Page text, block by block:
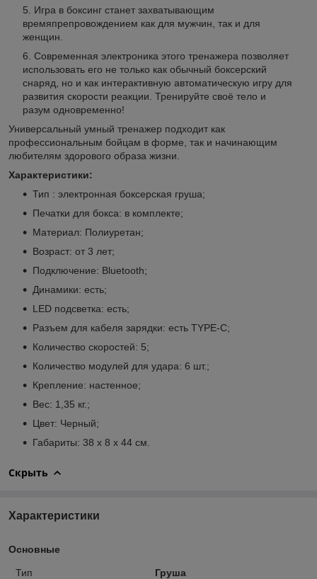
Игра в боксинг станет захватывающим
времяпрепровождением как для мужчин, так и для
женщин.
Современная электроника этого тренажера позволяет
использовать его не только как обычный боксерский
снаряд, но и как интерактивную автоматическую игру для
развития скорости реакции. Тренируйте своё тело и
разум одновременно!
Универсальный умный тренажер подходит как
профессиональным бойцам в форме, так и начинающим
любителям здорового образа жизни.
Характеристики:
Тип : электронная боксерская груша;
Печатки для бокса: в комплекте;
Материал: Полиуретан;
Возраст: от 3 лет;
Подключение: Bluetooth;
Динамики: есть;
LED подсветка: есть;
Разъем для кабеля зарядки: есть TYPE-C;
Количество скоростей: 5;
Количество модулей для удара: 6 шт.;
Крепление: настенное;
Вес: 1,35 кг.;
Цвет: Черный;
Габариты: 38 х 8 х 44 см.
Скрыть
Характеристики
Основные
Тип
Груша